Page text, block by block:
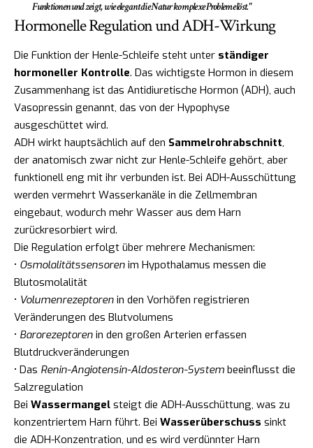
Funktionen und zeigt, wie elegant die Natur komplexe Probleme löst."
Hormonelle Regulation und ADH-Wirkung
Die Funktion der Henle-Schleife steht unter ständiger
hormoneller Kontrolle. Das wichtigste Hormon in diesem
Zusammenhang ist das Antidiuretische Hormon (ADH), auch
Vasopressin genannt, das von der Hypophyse
ausgeschüttet wird.
ADH wirkt hauptsächlich auf den Sammelrohrabschnitt,
der anatomisch zwar nicht zur Henle-Schleife gehört, aber
funktionell eng mit ihr verbunden ist. Bei ADH-Ausschüttung
werden vermehrt Wasserkanäle in die Zellmembran
eingebaut, wodurch mehr Wasser aus dem Harn
zurückresorbiert wird.
Die Regulation erfolgt über mehrere Mechanismen:
• Osmolalitätssensoren im Hypothalamus messen die
Blutosmolalität
• Volumenrezeptoren in den Vorhöfen registrieren
Veränderungen des Blutvolumens
• Barorezeptoren in den großen Arterien erfassen
Blutdruckveränderungen
• Das Renin-Angiotensin-Aldosteron-System beeinflusst die
Salzregulation
Bei Wassermangel steigt die ADH-Ausschüttung, was zu
konzentriertem Harn führt. Bei Wasserüberschuss sinkt
die ADH-Konzentration, und es wird verdünnter Harn